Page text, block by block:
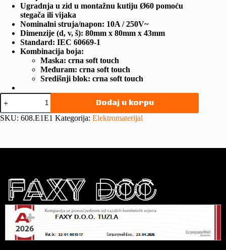
Ugradnja u zid u montažnu kutiju Ø60 pomoću
stegača ili vijaka
Nominalni struja/napon: 10A / 250V~
Dimenzije (d, v, š): 80mm x 80mm x 43mm
Standard: IEC 60669-1
Kombinacija boja:
Maska: crna soft touch
Međuram: crna soft touch
Središnji blok: crna soft touch
Dodaj u korpu
SKU: 608.E1E1 Kategorija: Elektromaterijal